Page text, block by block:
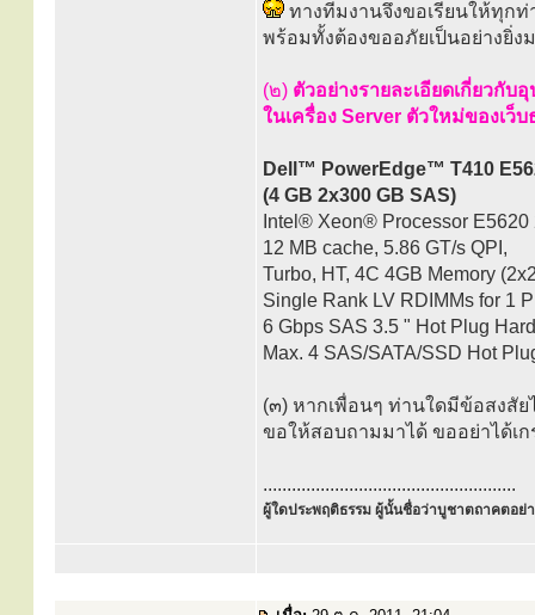
ทางทีมงานจึงขอเรียนให้ทุก
พร้อมทั้งต้องขออภัยเป็นอย่างยิ่
(๒) ตัวอย่างรายละเอียดเกี่ยวกับ
ในเครื่อง Server ตัวใหม่ของเว็
Dell™ PowerEdge™ T410
(4 GB 2x300 GB SAS)
Intel® Xeon® Processor E5620
12 MB cache, 5.86 GT/s QPI,
Turbo, HT, 4C 4GB Memory
Single Rank LV RDIMMs for 1
6 Gbps SAS 3.5 " Hot Plug
Max. 4 SAS/SATA/SSD Hot
(๓) หากเพื่อนๆ ท่านใดมีข้อสงสัย
ขอให้สอบถามมาได้ ขออย่าได้เ
.....................................................
ผู้ใดประพฤติธรรม ผู้นั้นชื่อว่าบูชาตถาคตอย่า